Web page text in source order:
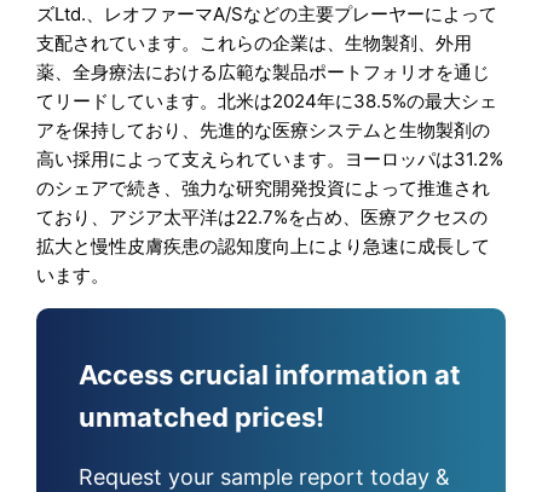
ズLtd.、レオファーマA/Sなどの主要プレーヤーによって
支配されています。これらの企業は、生物製剤、外用
薬、全身療法における広範な製品ポートフォリオを通じ
てリードしています。北米は2024年に38.5%の最大シェ
アを保持しており、先進的な医療システムと生物製剤の
高い採用によって支えられています。ヨーロッパは31.2%
のシェアで続き、強力な研究開発投資によって推進され
ており、アジア太平洋は22.7%を占め、医療アクセスの
拡大と慢性皮膚疾患の認知度向上により急速に成長して
います。
Access crucial information at
unmatched prices!
Request your sample report today &